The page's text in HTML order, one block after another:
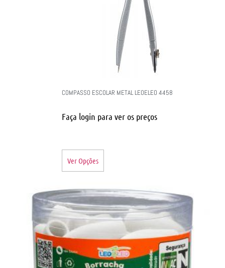
COMPASSO ESCOLAR METAL LEOELEO 4458
Faça login para ver os preços
Ver Opções